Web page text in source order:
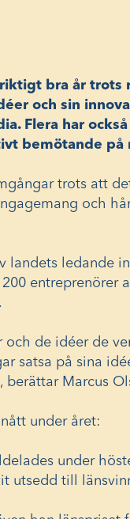
bra år trots
och sin
Flera har
bemötande på
trots att
och
landets ledande
entreprenörer
de idéer de
satsa på sina
Marcus
under året:
under
utsedd till